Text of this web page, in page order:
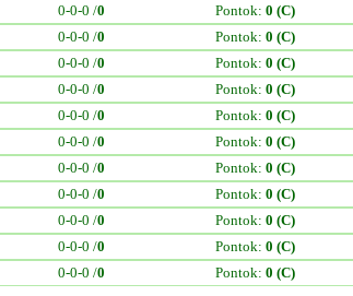
0-0-0 /0 Pontok: 0 (C)
0-0-0 /0 Pontok: 0 (C)
0-0-0 /0 Pontok: 0 (C)
0-0-0 /0 Pontok: 0 (C)
0-0-0 /0 Pontok: 0 (C)
0-0-0 /0 Pontok: 0 (C)
0-0-0 /0 Pontok: 0 (C)
0-0-0 /0 Pontok: 0 (C)
0-0-0 /0 Pontok: 0 (C)
0-0-0 /0 Pontok: 0 (C)
0-0-0 /0 Pontok: 0 (C)